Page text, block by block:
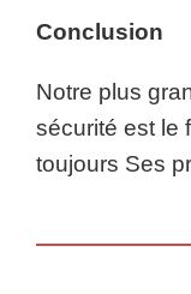
Conclusion
Notre plus
sécurité est le
toujours Ses